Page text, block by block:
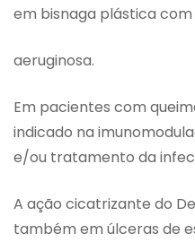
em bisnaga plástica com
aeruginosa.
Em pacientes com
indicado na
e/ou tratamento da
A ação cicatrizante do
também em úlceras de